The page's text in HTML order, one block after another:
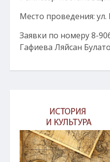
Место проведения: ул.
Заявки по номеру 8-
Гафиева Ляйсан